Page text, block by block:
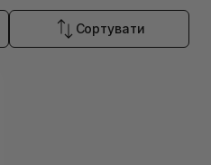
Сортувати